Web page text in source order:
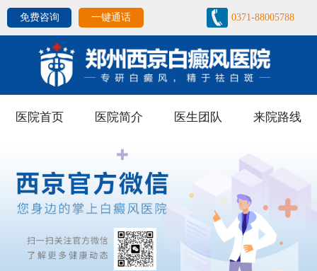
免费咨询 一键通话 0371-88005788
医院首页 医院简介 医生团队 来院路线